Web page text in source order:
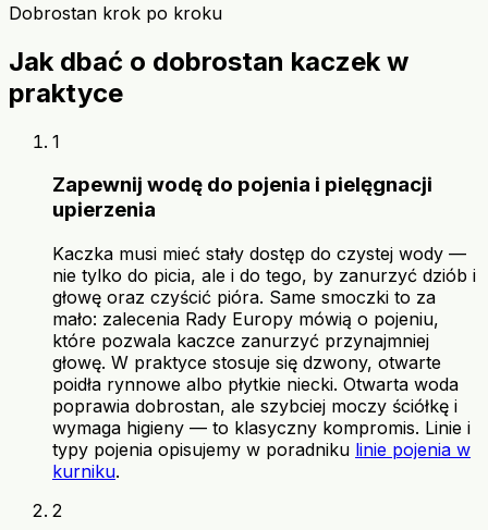
Dobrostan krok po kroku
Jak dbać o dobrostan kaczek w
praktyce
1
Zapewnij wodę do pojenia i pielęgnacji
upierzenia
Kaczka musi mieć stały dostęp do czystej wody —
nie tylko do picia, ale i do tego, by zanurzyć dziób i
głowę oraz czyścić pióra. Same smoczki to za
mało: zalecenia Rady Europy mówią o pojeniu,
które pozwala kaczce zanurzyć przynajmniej
głowę. W praktyce stosuje się dzwony, otwarte
poidła rynnowe albo płytkie niecki. Otwarta woda
poprawia dobrostan, ale szybciej moczy ściółkę i
wymaga higieny — to klasyczny kompromis. Linie i
typy pojenia opisujemy w poradniku linie pojenia w
kurniku.
2